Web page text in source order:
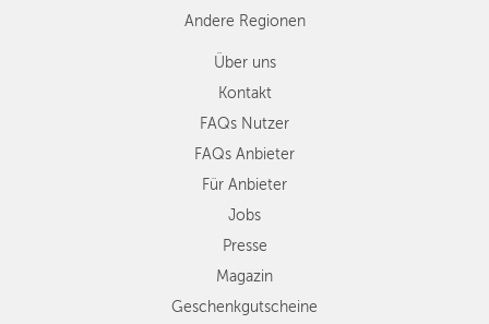
Andere Regionen
Über uns
Kontakt
FAQs Nutzer
FAQs Anbieter
Für Anbieter
Jobs
Presse
Magazin
Geschenkgutscheine